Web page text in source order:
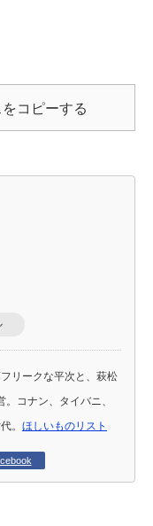
コピーする
リークな平次と、萩松
コナン、タイバニ、
。 ほしいものリスト